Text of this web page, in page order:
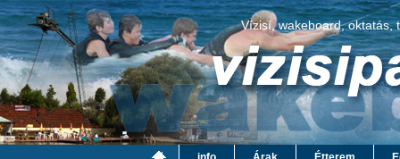
Vízisí, wakeboard, oktatás,